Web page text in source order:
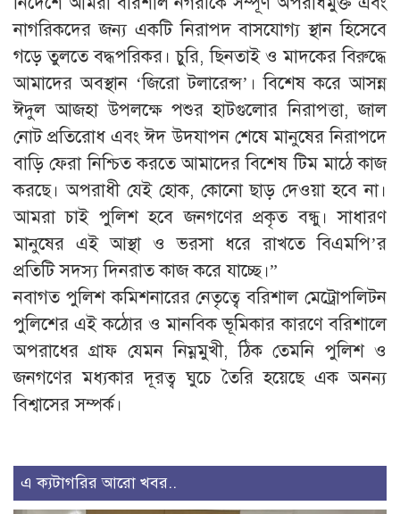
নাগরিকদের জন্য একটি নিরাপদ বাসযোগ্য স্থান হিসেবে
গড়ে তুলতে বদ্ধপরিকর। চুরি, ছিনতাই ও মাদকের বিরুদ্ধে
আমাদের অবস্থান ‘জিরো টলারেন্স’। বিশেষ করে আসন্ন
ঈদুল আজহা উপলক্ষে পশুর হাটগুলোর নিরাপত্তা, জাল
নোট প্রতিরোধ এবং ঈদ উদযাপন শেষে মানুষের নিরাপদে
বাড়ি ফেরা নিশ্চিত করতে আমাদের বিশেষ টিম মাঠে কাজ
করছে। অপরাধী যেই হোক, কোনো ছাড় দেওয়া হবে না।
আমরা চাই পুলিশ হবে জনগণের প্রকৃত বন্ধু। সাধারণ
মানুষের এই আস্থা ও ভরসা ধরে রাখতে বিএমপি’র
প্রতিটি সদস্য দিনরাত কাজ করে যাচ্ছে।”
​নবাগত পুলিশ কমিশনারের নেতৃত্বে বরিশাল মেট্রোপলিটন
পুলিশের এই কঠোর ও মানবিক ভূমিকার কারণে বরিশালে
অপরাধের গ্রাফ যেমন নিম্নমুখী, ঠিক তেমনি পুলিশ ও
জনগণের মধ্যকার দূরত্ব ঘুচে তৈরি হয়েছে এক অনন্য
বিশ্বাসের সম্পর্ক।
এ ক্যটাগরির আরো খবর..